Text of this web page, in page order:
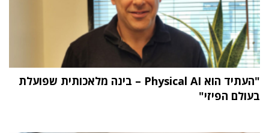
"העתיד הוא Physical AI – בינה מלאכותית שפועלת
בעולם הפיזי"